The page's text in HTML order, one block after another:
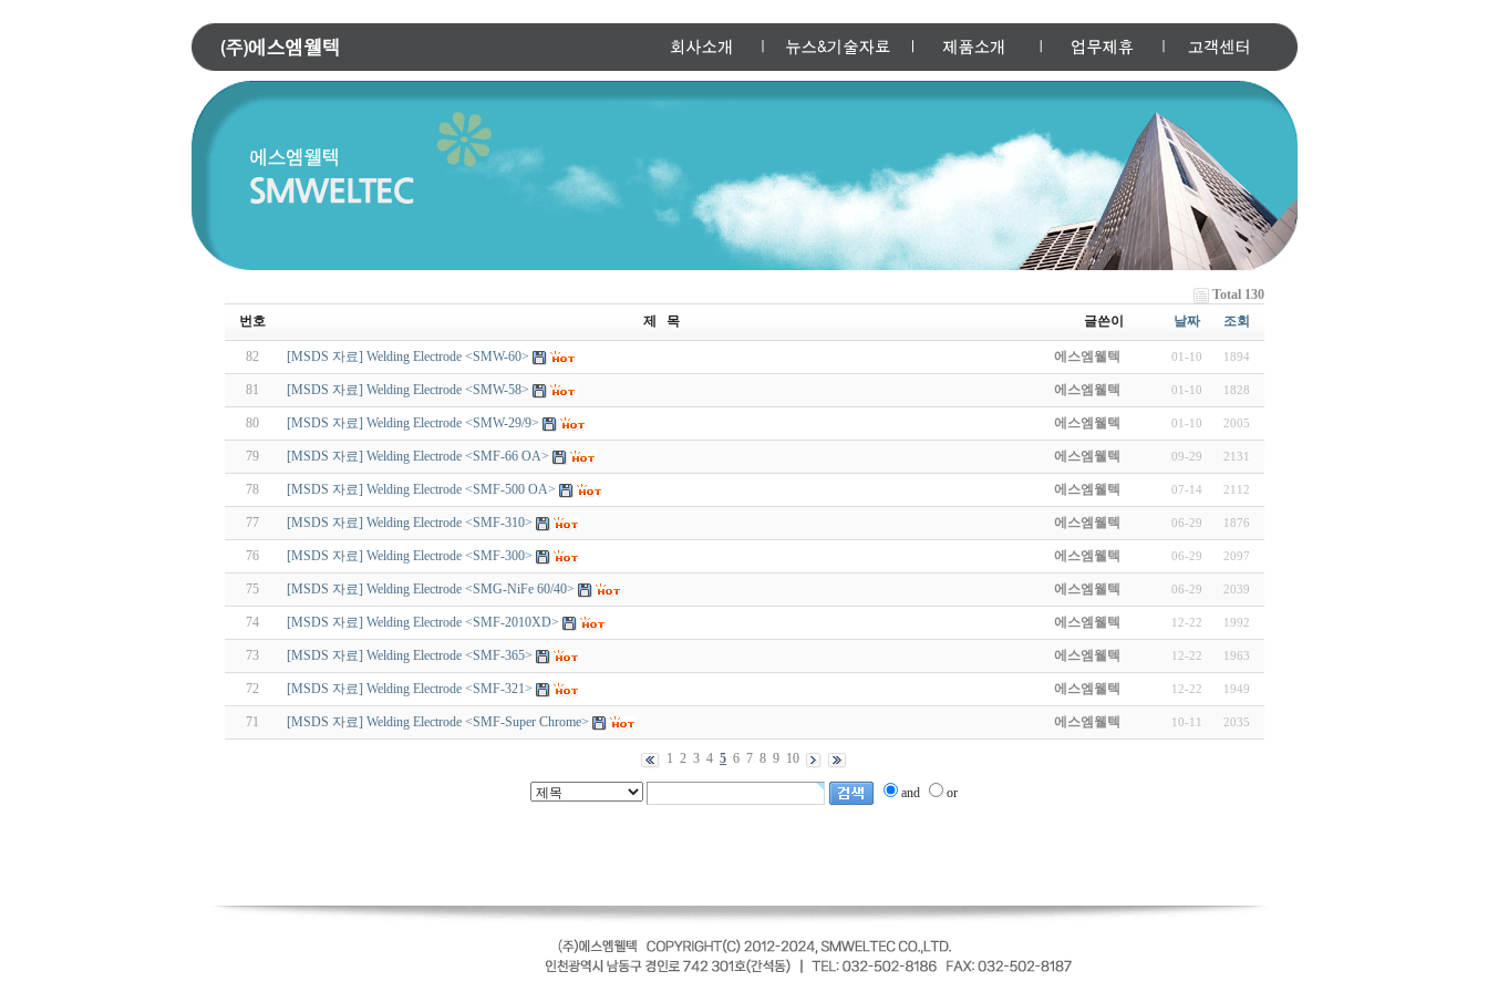
Total 130
번호
제 목 글쓴이 날짜 조회
82 [MSDS 자료] Welding Electrode <SMW-60> 에스엠웰텍 01-10 1894
81 [MSDS 자료] Welding Electrode <SMW-58> 에스엠웰텍 01-10 1828
80 [MSDS 자료] Welding Electrode <SMW-29/9> 에스엠웰텍 01-10 2005
79 [MSDS 자료] Welding Electrode <SMF-66 OA> 에스엠웰텍 09-29 2131
78 [MSDS 자료] Welding Electrode <SMF-500 OA> 에스엠웰텍 07-14 2112
77 [MSDS 자료] Welding Electrode <SMF-310> 에스엠웰텍 06-29 1876
76 [MSDS 자료] Welding Electrode <SMF-300> 에스엠웰텍 06-29 2097
75 [MSDS 자료] Welding Electrode <SMG-NiFe 60/40> 에스엠웰텍 06-29 2039
74 [MSDS 자료] Welding Electrode <SMF-2010XD> 에스엠웰텍 12-22 1992
73 [MSDS 자료] Welding Electrode <SMF-365> 에스엠웰텍 12-22 1963
72 [MSDS 자료] Welding Electrode <SMF-321> 에스엠웰텍 12-22 1949
71 [MSDS 자료] Welding Electrode <SMF-Super Chrome> 에스엠웰텍 10-11 2035
1 2 3 4 5 6 7 8 9 10
and or